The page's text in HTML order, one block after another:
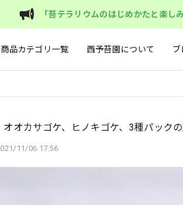
「苔テラリウムのはじめかたと楽し
商品カテゴリ一覧 西予苔園について ブ
オオカサゴケ、ヒノキゴケ、3種パック
11/06 17:56